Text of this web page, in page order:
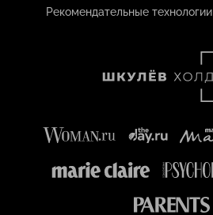
Рекомендательные технологии